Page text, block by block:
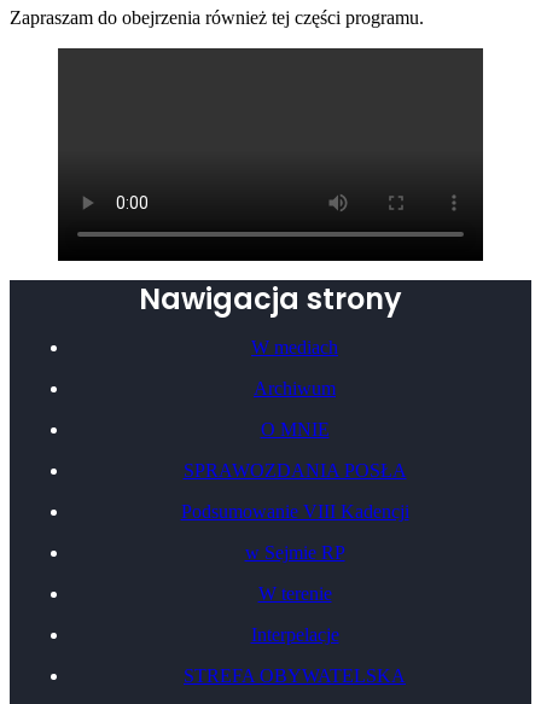
Zapraszam do obejrzenia również tej części programu.
Nawigacja strony
W mediach
Archiwum
O MNIE
SPRAWOZDANIA POSŁA
Podsumowanie VIII Kadencji
w Sejmie RP
W terenie
Interpelacje
STREFA OBYWATELSKA